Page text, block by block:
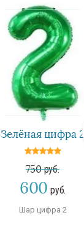
Зелёная цифра 2
600 руб.
750руб.
Шар цифра 2